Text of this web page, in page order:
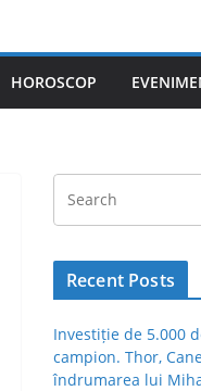
HOROSCOP
Recent Posts
Investiție de 5.000
campion. Thor,
îndrumarea lui